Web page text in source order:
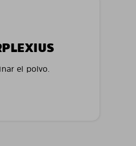
el polvo.